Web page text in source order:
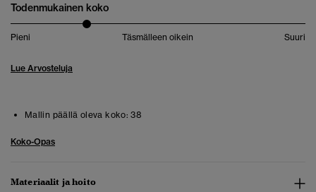
Todenmukainen koko
Pieni Täsmälleen oikein Suuri
Lue Arvosteluja
Mallin päällä oleva koko: 38
Koko-Opas
Materiaalit ja hoito